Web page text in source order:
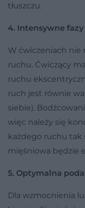
tłuszczu.
4. Intensywne
W ćwiczeniach nie
ruchu. Ćwiczący
ruchu
ruch jest równie
siebie).
więc należy się
każdego ruchu tak
mięśniowa będzie
5. Optymalna
Dla wzmocnienia